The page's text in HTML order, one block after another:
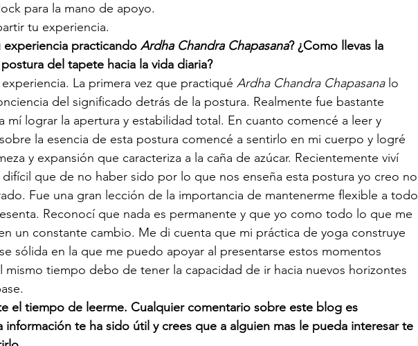
para la mano de apoyo.
tu experiencia.
experiencia practicando Ardha Chandra Chapasana? ¿Como llevas la
del tapete hacia la vida diaria?
La primera vez que practiqué Ardha Chandra Chapasana lo
del significado detrás de la postura. Realmente fue bastante
mí lograr la apertura y estabilidad total. En cuanto comencé a leer y
la esencia de esta postura comencé a sentirlo en mi cuerpo y logré
y expansión que caracteriza a la caña de azúcar. Recientemente viví
difícil que de no haber sido por lo que nos enseña esta postura yo creo no
Fue una gran lección de la importancia de mantenerme flexible a todo
Reconocí que nada es permanente y que yo como todo lo que me
un constante cambio. Me di cuenta que mi práctica de yoga construye
sólida en la que me puedo apoyar al presentarse estos momentos
mismo tiempo debo de tener la capacidad de ir hacia nuevos horizontes
el tiempo de leerme. Cualquier comentario sobre este blog es
información te ha sido útil y crees que a alguien mas le pueda interesar te